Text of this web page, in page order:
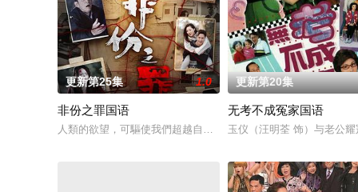
更新第25集 1.0
非份之罪国语
人類的欲望，可驅使我們超越自我，然而，當欲望失控，過份貪
更新第20集
无考不成冤家国语
玉仪（汪明荃 饰）与老公